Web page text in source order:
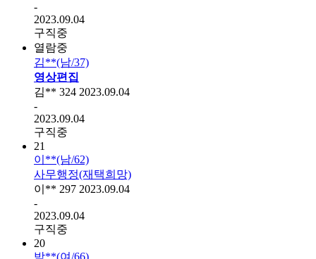
-
2023.09.04
구직중
열람중
김**(남/37)
영상편집
김** 324 2023.09.04
-
2023.09.04
구직중
21
이**(남/62)
사무행정(재택희망)
이** 297 2023.09.04
-
2023.09.04
구직중
20